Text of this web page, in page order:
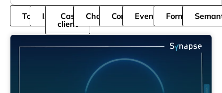
Tous IA
Cas
client
ChatbotCordialEvenementFormation